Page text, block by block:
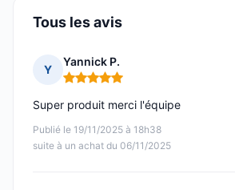
Tous les avis
Y
Yannick P.
Note : 5 sur 5
Publié le 19/11/2025 à 18h38
suite à un achat du 06/11/2025
Super produit merci l'équipe